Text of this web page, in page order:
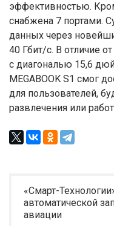
эффективностью.
снабжена 7 портами.
данных через
40 Гбит/с. В отличие
с диагональю 15,6
MEGABOOK S1 смог
для пользователей,
развлечения или
«Смарт-
автоматической
авиации